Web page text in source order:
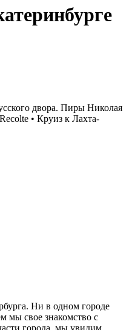
двора. Пиры Николая
• Круиз к Лахта-
Ни в одном городе
мы свое знакомство с
города, мы увидим